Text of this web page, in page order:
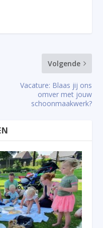
Volgende
Vacature: Blaas jij ons
omver met jouw
schoonmaakwerk?